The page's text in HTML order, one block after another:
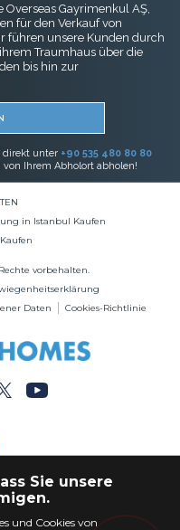
Overseas Gayrimenkul AŞ,
für den Verkauf von
führen unsere Kunden durch
Traumhaus über die
bis hin zur
direkt unter +90 535 480 80 80
Ihrem Abholort abholen!
in Istanbul Kaufen
vorbehalten.
Daten
Cookies-Richtlinie
Bitcoin-Zahlung
Sie unsere
und Cookies von